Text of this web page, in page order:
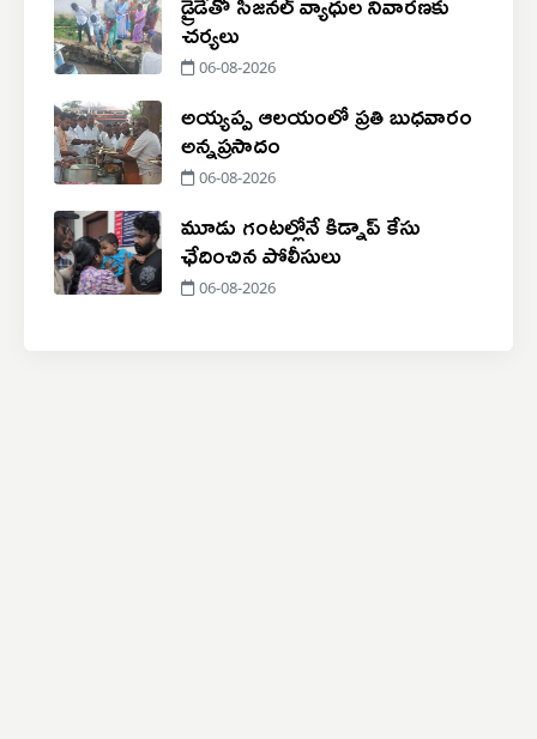
చర్యలు
06-08-2026
అయ్యప్ప ఆలయంలో ప్రతి బుధవారం
అన్నప్రసాదం
06-08-2026
మూడు గంటల్లోనే కిడ్నాప్ కేసు
ఛేదించిన పోలీసులు
06-08-2026